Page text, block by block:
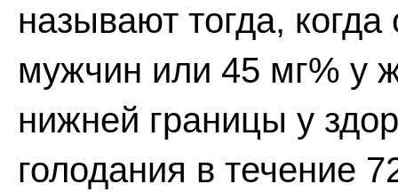
называют тогда,
мужчин или 45 мг% у
нижней границы у
голодания в течение